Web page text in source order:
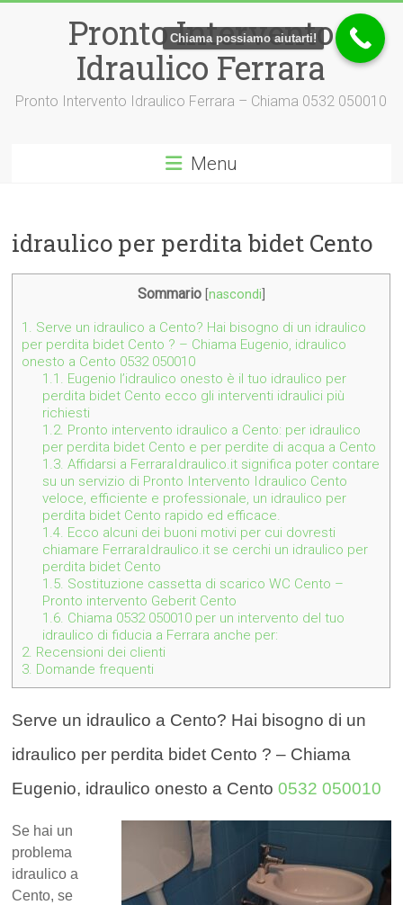
Pronto Intervento
Idraulico Ferrara
Pronto Intervento Idraulico Ferrara – Chiama 0532 050010
Menu
idraulico per perdita bidet Cento
Sommario nascondi
1. Serve un idraulico a Cento? Hai bisogno di un idraulico
per perdita bidet Cento ? – Chiama Eugenio, idraulico
onesto a Cento 0532 050010
1.1. Eugenio l’idraulico onesto è il tuo idraulico per
perdita bidet Cento ecco gli interventi idraulici più
richiesti
1.2. Pronto intervento idraulico a Cento: per idraulico
per perdita bidet Cento e per perdite di acqua a Cento
1.3. Affidarsi a FerraraIdraulico.it significa poter contare
su un servizio di Pronto Intervento Idraulico Cento
veloce, efficiente e professionale, un idraulico per
perdita bidet Cento rapido ed efficace.
1.4. Ecco alcuni dei buoni motivi per cui dovresti
chiamare FerraraIdraulico.it se cerchi un idraulico per
perdita bidet Cento
1.5. Sostituzione cassetta di scarico WC Cento –
Pronto intervento Geberit Cento
1.6. Chiama 0532 050010 per un intervento del tuo
idraulico di fiducia a Ferrara anche per:
2. Recensioni dei clienti
3. Domande frequenti
Serve un idraulico a Cento? Hai bisogno di un
idraulico per perdita bidet Cento ? – Chiama
Eugenio, idraulico onesto a Cento0532 050010
Se hai un
problema
idraulico a
Cento, se
Chiama possiamo aiutarti!